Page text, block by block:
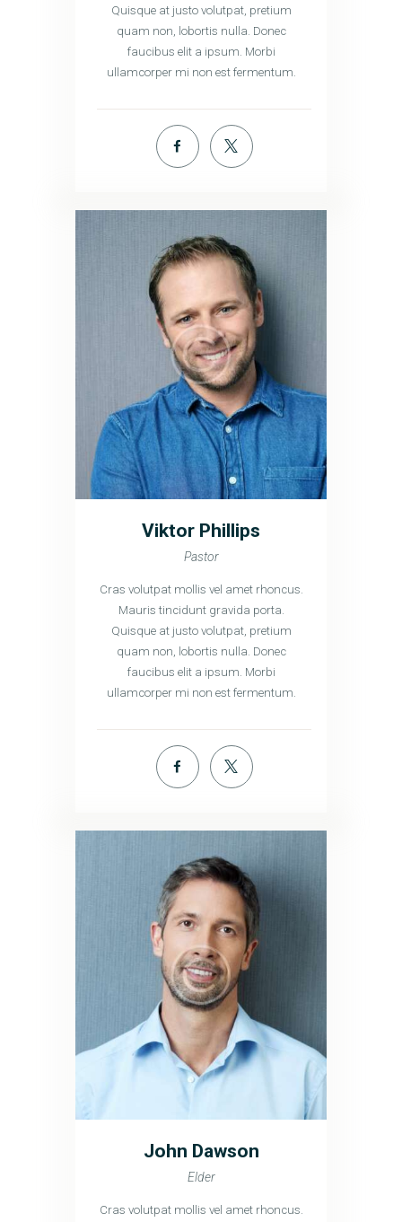
Quisque at justo volutpat, pretium
quam non, lobortis nulla. Donec
faucibus elit a ipsum. Morbi
ullamcorper mi non est fermentum.
Viktor Phillips
Pastor
Cras volutpat mollis vel amet rhoncus.
Mauris tincidunt gravida porta.
Quisque at justo volutpat, pretium
quam non, lobortis nulla. Donec
faucibus elit a ipsum. Morbi
ullamcorper mi non est fermentum.
John Dawson
Elder
Cras volutpat mollis vel amet rhoncus.